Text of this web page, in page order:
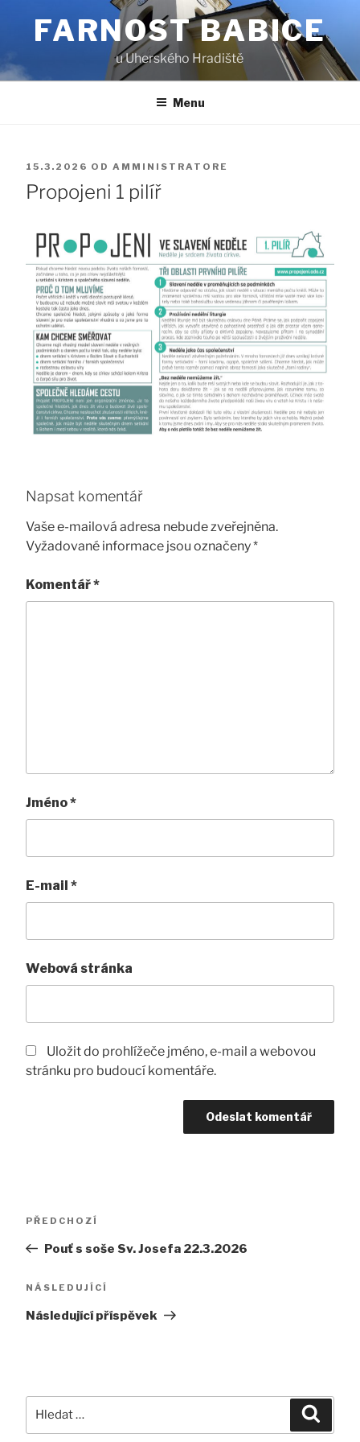
webu
FARNOST BABICE
u Uherského Hradiště
Menu
PUBLIKOVÁNO
15.3.2026 OD AMMINISTRATORE
Propojeni 1 pilíř
Napsat komentář
Vaše e-mailová adresa nebude zveřejněna.
Vyžadované informace jsou označeny*
Komentář*
Jméno*
E-mail *
Webová stránka
Uložit do prohlížeče jméno, e-mail a webovou
stránku pro budoucí komentáře.
příspěvek
Předchozí
PŘEDCHOZÍ
Pouť s soše Sv. Josefa 22.3.2026
Následující
NÁSLEDUJÍCÍ
Následující příspěvek